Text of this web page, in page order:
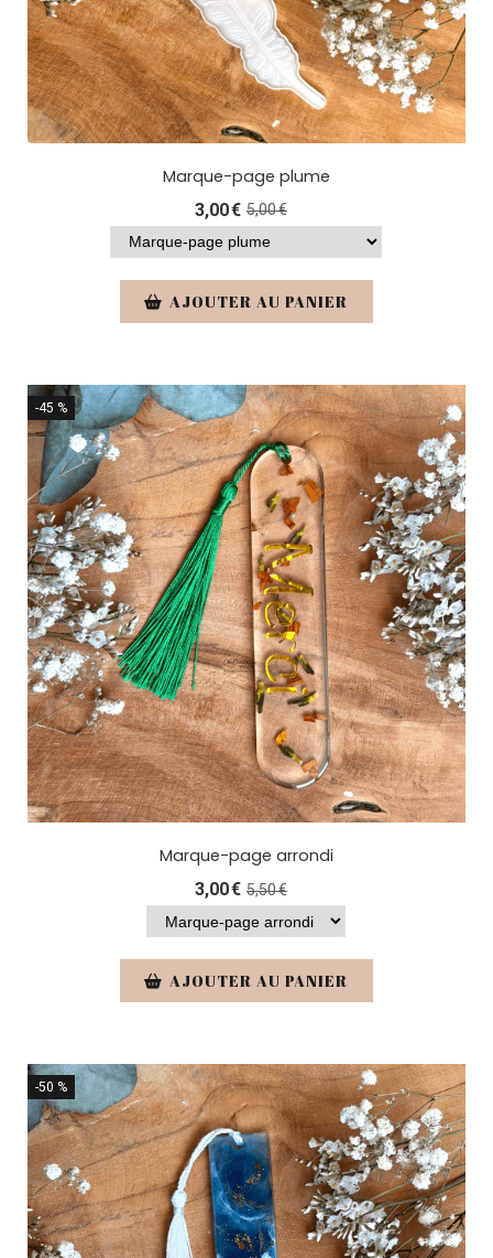
Marque-page plume
3,00€ 5,00€
AJOUTER AU PANIER
-45 %
Marque-page arrondi
3,00€ 5,50€
AJOUTER AU PANIER
-50 %